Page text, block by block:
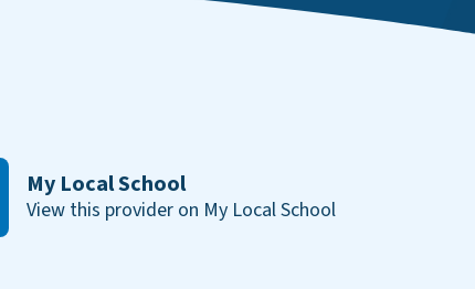
My Local School
View this provider on My Local School